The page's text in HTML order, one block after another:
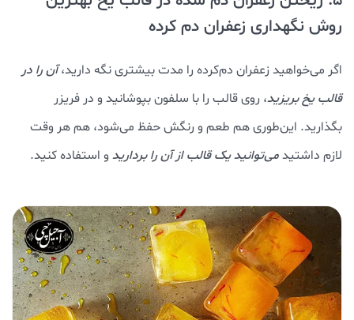
روش نگهداری زعفران دم کرده
اگر می‌خواهید زعفران دم‌کرده را مدت بیشتری نگه دارید،آن را در
قالب یخ بریزید، روی قالب را با سلفون بپوشانید و در فریزر
بگذارید. این‌طوری هم طعم و رنگش حفظ می‌شود، هم هر وقت
لازم داشتیدمی‌توانید یک قالب از آن را بردارید و استفاده کنید.